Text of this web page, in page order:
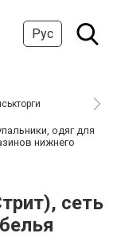
Рус
одяг для
нижнего
сеть